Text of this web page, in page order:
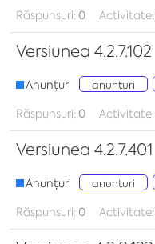
Răspunsuri:0 Activitate:
Versiunea 4.2.7.102
Anunțuri anunturi
Răspunsuri:0 Activitate:
Versiunea 4.2.7.401
Anunțuri anunturi
Răspunsuri:0 Activitate: